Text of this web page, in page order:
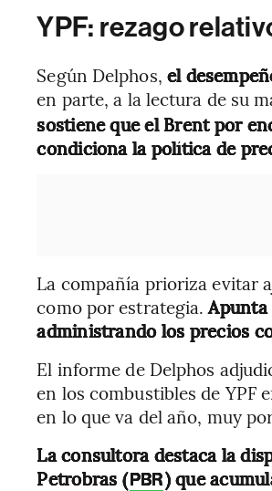
YPF: rezago
Según Delphos, el
en parte, a la lectura de su
sostiene que el Brent por
condiciona la política de
La compañía prioriza evitar
como por estrategia.
administrando los precios
El informe de Delphos
en los combustibles de YPF
en lo que va del año, muy
La consultora destaca la
Petrobras (PBR) que